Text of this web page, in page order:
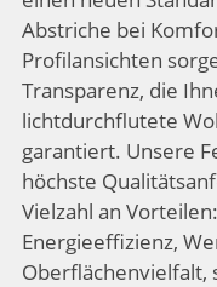
Abstriche bei
Profilansichten
Transparenz, die
lichtdurchflutete
garantiert. Unsere
höchste
Vielzahl an
Energieeffizienz,
Oberflächenvielfalt,